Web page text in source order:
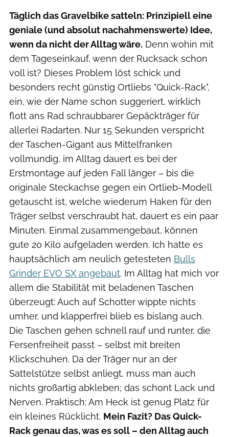
Täglich das Gravelbike satteln: Prinzipiell eine
geniale (und absolut nachahmenswerte) Idee,
wenn da nicht der Alltag wäre. Denn wohin mit
dem Tageseinkauf, wenn der Rucksack schon
voll ist? Dieses Problem löst schick und
besonders recht günstig Ortliebs "Quick-Rack",
ein, wie der Name schon suggeriert, wirklich
flott ans Rad schraubbarer Gepäckträger für
allerlei Radarten. Nur 15 Sekunden verspricht
der Taschen-Gigant aus Mittelfranken
vollmundig, im Alltag dauert es bei der
Erstmontage auf jeden Fall länger – bis die
originale Steckachse gegen ein Ortlieb-Modell
getauscht ist, welche wiederum Haken für den
Träger selbst verschraubt hat, dauert es ein paar
Minuten. Einmal zusammengebaut, können
gute 20 Kilo aufgeladen werden. Ich hatte es
hauptsächlich am neulich getesteten Bulls
Grinder EVO SX angebaut. Im Alltag hat mich vor
allem die Stabilität mit beladenen Taschen
überzeugt: Auch auf Schotter wippte nichts
umher, und klapperfrei blieb es bislang auch.
Die Taschen gehen schnell rauf und runter, die
Fersenfreiheit passt – selbst mit breiten
Klickschuhen. Da der Träger nur an der
Sattelstütze selbst anliegt, muss man auch
nichts großartig abkleben; das schont Lack und
Nerven. Praktisch: Am Heck ist genug Platz für
ein kleines Rücklicht. Mein Fazit? Das Quick-
Rack genau das, was es soll – den Alltag auch